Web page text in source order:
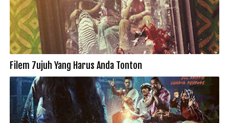
Filem 7ujuh Yang Harus Anda Tonton